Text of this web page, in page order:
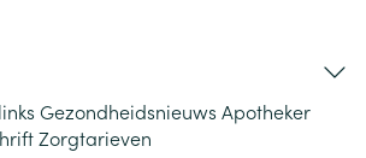
Gezondheidsnieuws Apotheker
Zorgtarieven